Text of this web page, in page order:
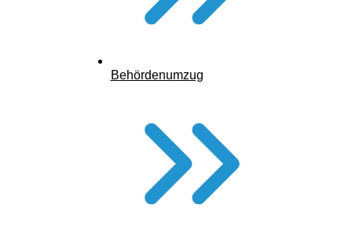
Behördenumzug